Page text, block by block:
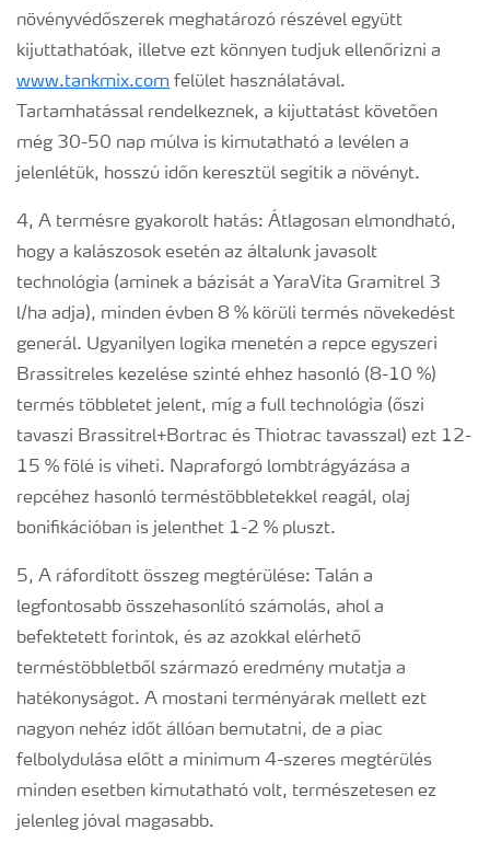
növényvédőszerek meghatározó részével együtt
kijuttathatóak, illetve ezt könnyen tudjuk ellenőrizni a
www.tankmix.com felület használatával.
Tartamhatással rendelkeznek, a kijuttatást követően
még 30-50 nap múlva is kimutatható a levélen a
jelenlétük, hosszú időn keresztül segítik a növényt.
4, A termésre gyakorolt hatás: Átlagosan elmondható,
hogy a kalászosok esetén az általunk javasolt
technológia (aminek a bázisát a YaraVita Gramitrel 3
l/ha adja), minden évben 8 % körüli termés növekedést
generál. Ugyanilyen logika menetén a repce egyszeri
Brassitreles kezelése szinté ehhez hasonló (8-10 %)
termés többletet jelent, míg a full technológia (őszi
tavaszi Brassitrel+Bortrac és Thiotrac tavasszal) ezt 12-
15 % fölé is viheti. Napraforgó lombtrágyázása a
repcéhez hasonló terméstöbbletekkel reagál, olaj
bonifikációban is jelenthet 1-2 % pluszt.
5, A ráfordított összeg megtérülése: Talán a
legfontosabb összehasonlító számolás, ahol a
befektetett forintok, és az azokkal elérhető
terméstöbbletből származó eredmény mutatja a
hatékonyságot. A mostani terményárak mellett ezt
nagyon nehéz időt állóan bemutatni, de a piac
felbolydulása előtt a minimum 4-szeres megtérülés
minden esetben kimutatható volt, természetesen ez
jelenleg jóval magasabb.